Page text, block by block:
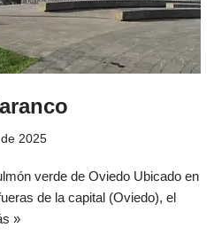
2025
verde de Oviedo Ubicado en
de la capital (Oviedo), el
»